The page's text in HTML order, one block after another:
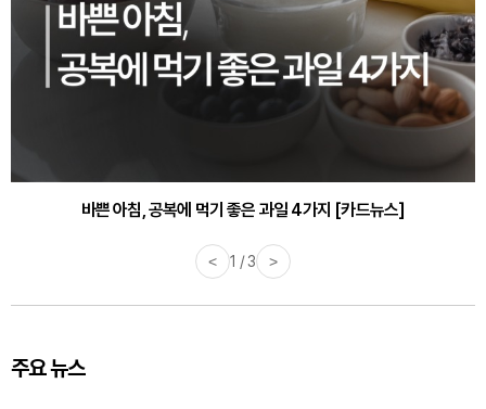
바쁜 아침, 공복에 먹기 좋은 과일 4가지 [카드뉴스]
30대부터 유병률 2배...여자에게 꼭 필요한 검사는? [카드뉴스]
< 1 / 3 >
주요 뉴스